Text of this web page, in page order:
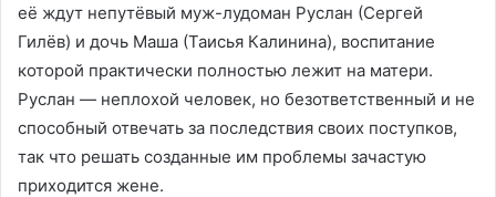
её ждут непутёвый муж-лудоман Руслан (Сергей
Гилёв) и дочь Маша (Таисья Калинина), воспитание
которой практически полностью лежит на матери.
Руслан — неплохой человек, но безответственный и не
способный отвечать за последствия своих поступков,
так что решать созданные им проблемы зачастую
приходится жене.